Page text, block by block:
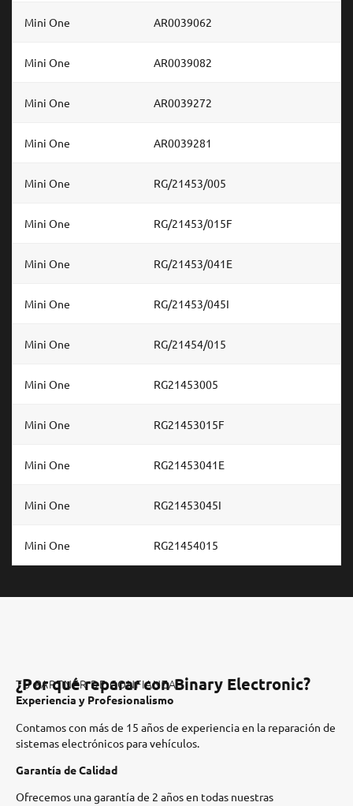
Mini One AR0039062
Mini One AR0039082
Mini One AR0039272
Mini One AR0039281
Mini One RG/21453/005
Mini One RG/21453/015F
Mini One RG/21453/041E
Mini One RG/21453/045I
Mini One RG/21454/015
Mini One RG21453005
Mini One RG21453015F
Mini One RG21453041E
Mini One RG21453045I
Mini One RG21454015
TU PARTNER DE CONFIANZA
¿Por qué reparar con Binary Electronic?
Experiencia y Profesionalismo
Contamos con más de 15 años de experiencia en la reparación de
sistemas electrónicos para vehículos.​
Garantía de Calidad
Ofrecemos una garantía de 2 años en todas nuestras